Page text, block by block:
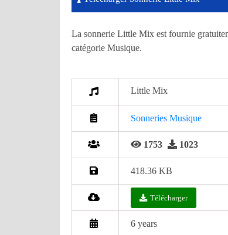
La sonnerie Little Mix est fournie
catégorie Musique.
Little Mix
Sonneries Musique
1753 1023
418.36 KB
Télécharger
6 years